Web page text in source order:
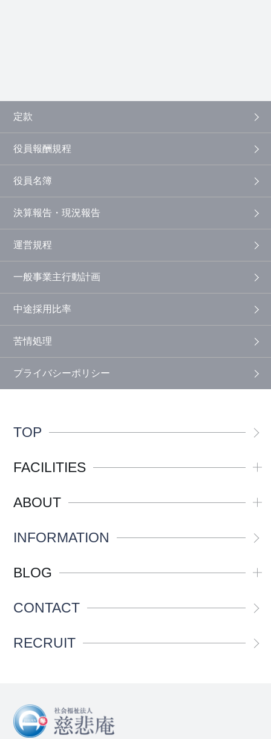
定款
役員報酬規程
役員名簿
決算報告・現況報告
運営規程
一般事業主行動計画
中途採用比率
苦情処理
プライバシーポリシー
TOP
FACILITIES
ABOUT
INFORMATION
BLOG
CONTACT
RECRUIT